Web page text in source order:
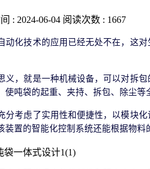
: 2024-06-04 阅读次数 : 1667
动化技术的应用已经无处不在，这
义，就是一种机械设备，可以对拆
使吨袋的起重、夹持、拆包、除尘等
分考虑了实用性和便捷性，以模块
置的智能化控制系统还能根据物料